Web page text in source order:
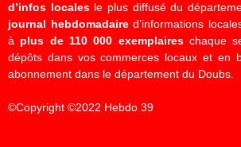
d’infos localesle plus diffusé du
journal hebdomadaired’informations
à plus de 110 000 exemplaireschaque
dépôts dans vos commerces locaux et en
abonnement dans le département du Doubs.
©Copyright ©2022 Hebdo 39